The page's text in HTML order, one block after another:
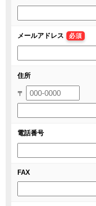
メールアドレス 必須
住所
〒
電話番号
FAX